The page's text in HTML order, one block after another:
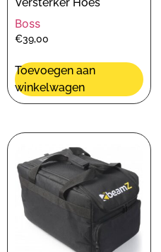
Versterker Hoes
Boss
€39,00
Toevoegen aan
winkelwagen